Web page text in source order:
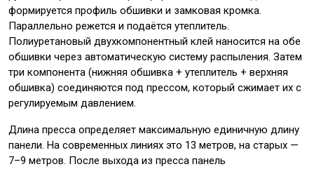
формируется профиль обшивки и замковая кромка.
Параллельно режется и подаётся утеплитель.
Полиуретановый двухкомпонентный клей наносится на обе
обшивки через автоматическую систему распыления. Затем
три компонента (нижняя обшивка + утеплитель + верхняя
обшивка) соединяются под прессом, который сжимает их с
регулируемым давлением.
Длина пресса определяет максимальную единичную длину
панели. На современных линиях это 13 метров, на старых —
7–9 метров. После выхода из пресса панель